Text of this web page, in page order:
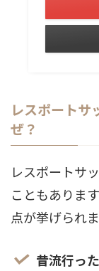
レスポートサ
ぜ？
レスポートサ
こともありま
点が挙げられま
昔流行っ